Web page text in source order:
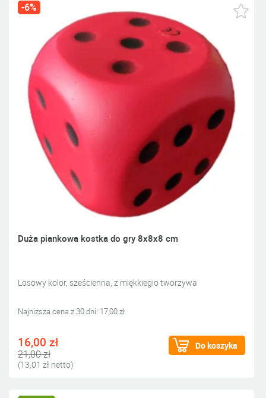
-6%
Duża piankowa kostka do gry 8x8x8 cm
Losowy kolor, sześcienna, z miękkiegio tworzywa
Najniższa cena z 30 dni: 17,00 zł
16,00 zł
21,00 zł
(13,01 zł netto)
Do koszyka